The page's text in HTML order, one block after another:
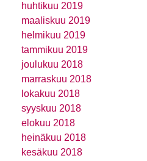
huhtikuu 2019
maaliskuu 2019
helmikuu 2019
tammikuu 2019
joulukuu 2018
marraskuu 2018
lokakuu 2018
syyskuu 2018
elokuu 2018
heinäkuu 2018
kesäkuu 2018